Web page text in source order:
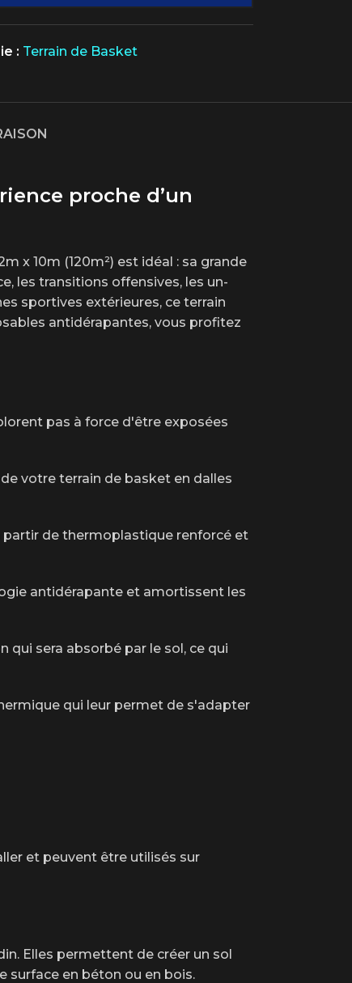
: Terrain de Basket
proche d’un
x 10m (120m²) est idéal : sa grande
les transitions offensives, les un-
sportives extérieures, ce terrain
antidérapantes, vous profitez
pas à force d'être exposées
votre terrain de basket en dalles
partir de thermoplastique renforcé et
antidérapante et amortissent les
qui sera absorbé par le sol, ce qui
qui leur permet de s'adapter
et peuvent être utilisés sur
Elles permettent de créer un sol
surface en béton ou en bois.